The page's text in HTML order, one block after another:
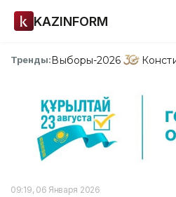
KAZINFORM
Тренды:Выборы-2026
09:19, 06 Января 2026